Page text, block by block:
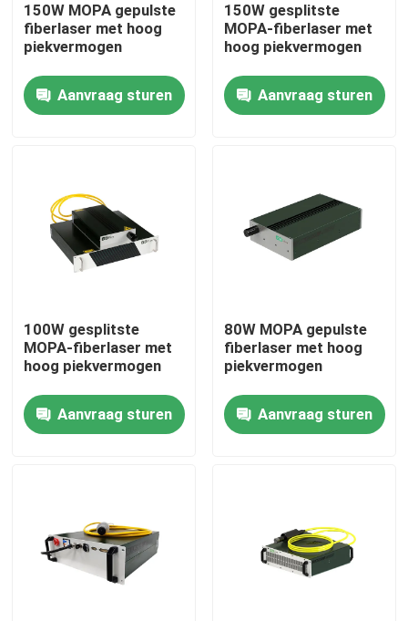
Huis
Videos
VR-show
Over ons
Kwaliteitscontrole
Een offerte aanvragen
150W MOPA gepulste
fiberlaser met hoog
piekvermogen
Aanvraag sturen
150W gesplitste
MOPA-fiberlaser met
hoog piekvermogen
Aanvraag sturen
100W gesplitste
MOPA-fiberlaser met
hoog piekvermogen
Aanvraag sturen
80W MOPA gepulste
fiberlaser met hoog
piekvermogen
Aanvraag sturen